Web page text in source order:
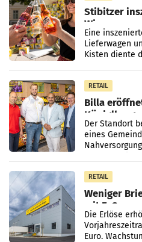
Stibitzer
Wien
Eine
Lieferwagen
Kisten diente
RETAIL
Billa
Küniglberg
Der Standort
eines
RETAIL
Weniger
mit E-
Die Erlöse
Euro.